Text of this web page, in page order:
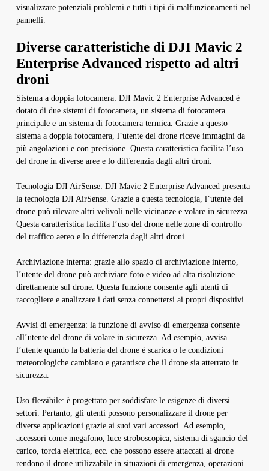
visualizzare potenziali problemi e tutti i tipi di malfunzionamenti nel
pannelli.
Diverse caratteristiche di DJI Mavic 2
Enterprise Advanced rispetto ad altri
droni
Sistema a doppia fotocamera: DJI Mavic 2 Enterprise Advanced è
dotato di due sistemi di fotocamera, un sistema di fotocamera
principale e un sistema di fotocamera termica. Grazie a questo
sistema a doppia fotocamera, l’utente del drone riceve immagini da
più angolazioni e con precisione. Questa caratteristica facilita l’uso
del drone in diverse aree e lo differenzia dagli altri droni.
Tecnologia DJI AirSense: DJI Mavic 2 Enterprise Advanced presenta
la tecnologia DJI AirSense. Grazie a questa tecnologia, l’utente del
drone può rilevare altri velivoli nelle vicinanze e volare in sicurezza.
Questa caratteristica facilita l’uso del drone nelle zone di controllo
del traffico aereo e lo differenzia dagli altri droni.
Archiviazione interna: grazie allo spazio di archiviazione interno,
l’utente del drone può archiviare foto e video ad alta risoluzione
direttamente sul drone. Questa funzione consente agli utenti di
raccogliere e analizzare i dati senza connettersi ai propri dispositivi.
Avvisi di emergenza: la funzione di avviso di emergenza consente
all’utente del drone di volare in sicurezza. Ad esempio, avvisa
l’utente quando la batteria del drone è scarica o le condizioni
meteorologiche cambiano e garantisce che il drone sia atterrato in
sicurezza.
Uso flessibile: è progettato per soddisfare le esigenze di diversi
settori. Pertanto, gli utenti possono personalizzare il drone per
diverse applicazioni grazie ai suoi vari accessori. Ad esempio,
accessori come megafono, luce stroboscopica, sistema di sgancio del
carico, torcia elettrica, ecc. che possono essere attaccati al drone
rendono il drone utilizzabile in situazioni di emergenza, operazioni